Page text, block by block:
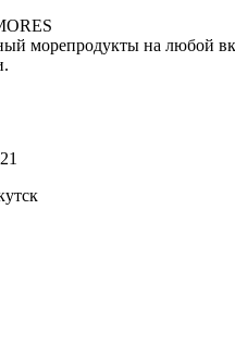
морепродукты на любой